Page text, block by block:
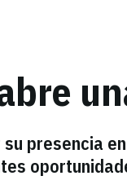
presencia